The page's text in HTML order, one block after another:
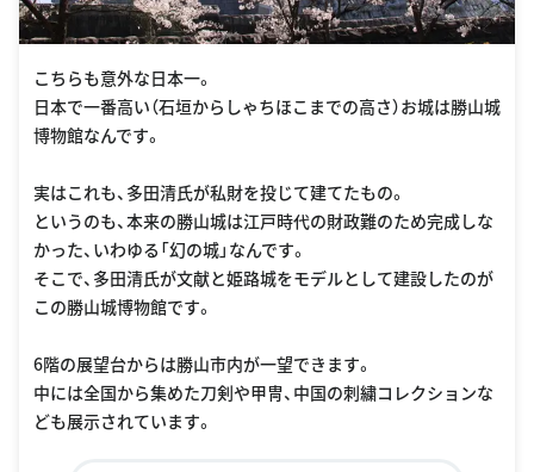
こちらも意外な日本一。
日本で一番高い（石垣からしゃちほこまでの高さ）お城は勝山城
博物館なんです。
実はこれも、多田清氏が私財を投じて建てたもの。
というのも、本来の勝山城は江戸時代の財政難のため完成しな
かった、いわゆる「幻の城」なんです。
そこで、多田清氏が文献と姫路城をモデルとして建設したのが
この勝山城博物館です。
6階の展望台からは勝山市内が一望できます。
中には全国から集めた刀剣や甲冑、中国の刺繍コレクションな
ども展示されています。